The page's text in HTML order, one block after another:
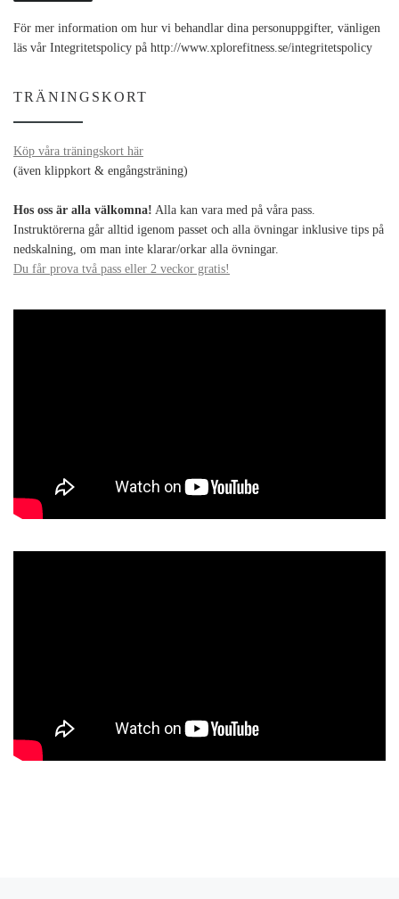
För mer information om hur vi behandlar dina personuppgifter, vänligen
läs vår Integritetspolicy på http://www.xplorefitness.se/integritetspolicy
TRÄNINGSKORT
Köp våra träningskort här
(även klippkort & engångsträning)
Hos oss är alla välkomna! Alla kan vara med på våra pass.
Instruktörerna går alltid igenom passet och alla övningar inklusive tips på
nedskalning, om man inte klarar/orkar alla övningar.
Du får prova två pass eller 2 veckor gratis!